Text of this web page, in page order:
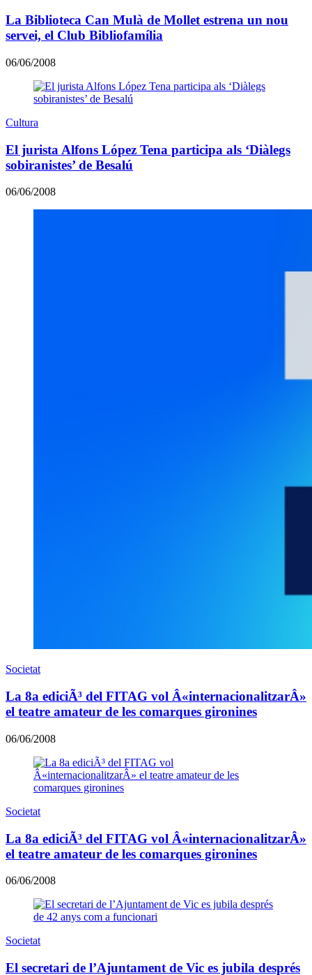
La Biblioteca Can Mulà de Mollet estrena un nou
servei, el Club Bibliofamília
06/06/2008
Cultura
El jurista Alfons López Tena participa als ‘Diàlegs
sobiranistes’ de Besalú
06/06/2008
Societat
La 8a ediciÃ³ del FITAG vol Â«internacionalitzarÂ»
el teatre amateur de les comarques gironines
06/06/2008
Societat
La 8a ediciÃ³ del FITAG vol Â«internacionalitzarÂ»
el teatre amateur de les comarques gironines
06/06/2008
Societat
El secretari de l’Ajuntament de Vic es jubila després